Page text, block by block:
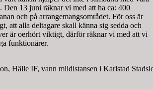
Den 13 juni räknar vi med att ha ca: 400
och på arrangemangsområdet. För oss är
att alla deltagare skall känna sig sedda och
är oerhört viktigt, därför räknar vi med att vi
funktionärer.
Hälle IF, vann mildistansen i Karlstad